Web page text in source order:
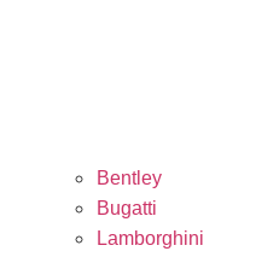
Bentley
Bugatti
Lamborghini